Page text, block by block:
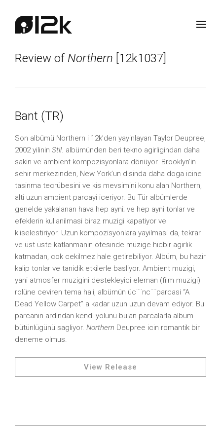
Review of Northern [12k1037]
Bant (TR)
Son albümü Northern i 12k’den yayinlayan Taylor Deupree,
2002 yilinin Stil. albümünden beri tekno agirligindan daha
sakin ve ambient kompozisyonlara dönüyor. Brooklyn’in
sehir merkezinden, New York’un disinda daha doga icine
tasinma tecrübesini ve kis mevsimini konu alan Northern,
alti uzun ambient parcayi iceriyor. Bu Tür albümlerde
genelde yakalanan hava hep ayni; ve hep ayni tonlar ve
efeklerin kullanilmasi biraz muzigi kapatiyor ve
kliselestiriyor. Uzun kompozisyonlara yayilmasi da, tekrar
ve üst üste katlanmanin ötesinde müzige hicbir agirlik
katmadan, cok cekilmez hale getirebiliyor. Albüm, bu hazir
kalip tonlar ve tanidik etkilerle basliyor. Ambient muzigi,
yani atmosfer muzigini destekleyici eleman (film muzigi)
rolüne ceviren tema hali, albümün üc¨¨nc¨¨parcasi “A
Dead Yellow Carpet” a kadar uzun uzun devam ediyor. Bu
parcanin ardindan kendi yolunu bulan parcalarla albüm
bütünlügünü sagliyor. Northern Deupree icin romantik bir
deneme olmus.
View Release